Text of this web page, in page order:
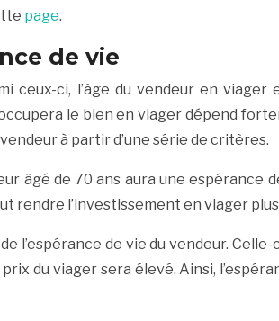
page.
de vie
ceux-ci, l’âge du vendeur en
le bien en viager dépend
à partir d’une série de critères.
âgé de 70 ans aura une espérance
rendre l’investissement en viager
l’espérance de vie du vendeur.
du viager sera élevé. Ainsi,